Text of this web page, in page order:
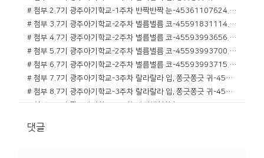
# 첨부 2.7기 광주아기학교-1주차 반짝반짝 눈-45361107624.jpg
# 첨부 3.7기 광주아기학교-2주차 벌름벌름 코-45591831114.jpg
# 첨부 4.7기 광주아기학교-2주차 벌름벌름 코-45593993656.jpg
# 첨부 5.7기 광주아기학교-2주차 벌름벌름 코-45593993700.jpg
# 첨부 6.7기 광주아기학교-2주차 벌름벌름 코-45593993715.jpg
# 첨부 7.7기 광주아기학교-3주차 랄라랄라 입, 쫑긋쫑긋 귀-45804955196.jpg
# 첨부 8.7기 광주아기학교-3주차 랄라랄라 입, 쫑긋쫑긋 귀-45806812842.jpg
# 첨부 11.7기 광주아기학교-전체 사진-46434276140.jpg
댓글